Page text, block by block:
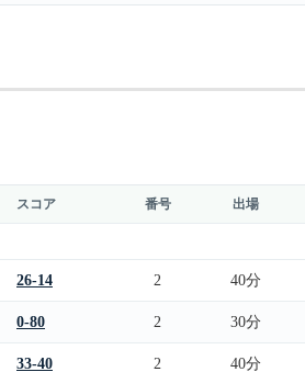
スコア 番号 出場
26-14 2 40分
0-80 2 30分
33-40 2 40分